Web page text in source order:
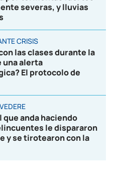
severas, y lluvias
CRISIS
las clases durante la
una alerta
El protocolo de
que anda haciendo
le dispararon
y se tirotearon con la